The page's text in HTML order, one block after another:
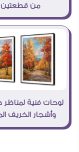
من قطعتين
لوحات فنية لمناظر
وأشجار الخريف